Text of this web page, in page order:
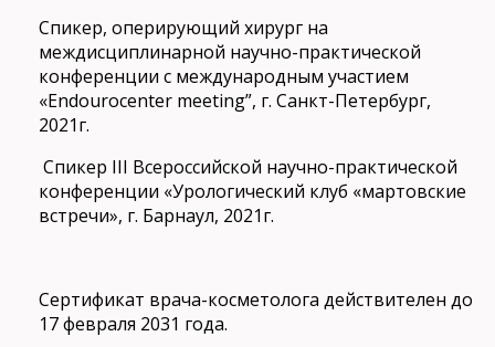
Спикер, оперирующий хирург на
междисциплинарной научно-практической
конференции с международным участием
«Endourocenter meeting”, г. Санкт-Петербург,
2021г.
Спикер III Всероссийской научно-практической
конференции «Урологический клуб «мартовские
встречи», г. Барнаул, 2021г.
Сертификат врача-косметолога действителен до
17 февраля 2031 года.